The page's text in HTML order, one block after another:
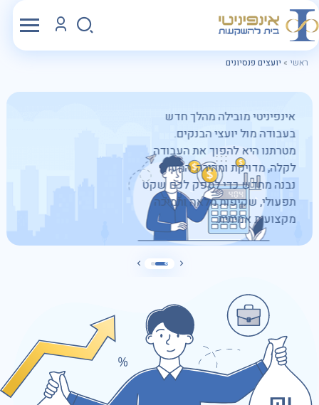
ראשי » יועצים פנסיונים
אינפיניטי מובילה מהלך חדש
בעבודה מול יועצי הבנקים.
מטרתנו היא להפוך את העבודה
לקלה, מדויקת ומהירה. המערך
נבנה מחדש כדי לספק לכם שקט
תפעולי, שקיפות מלאה ותמיכה
מקצועית אמיתית.